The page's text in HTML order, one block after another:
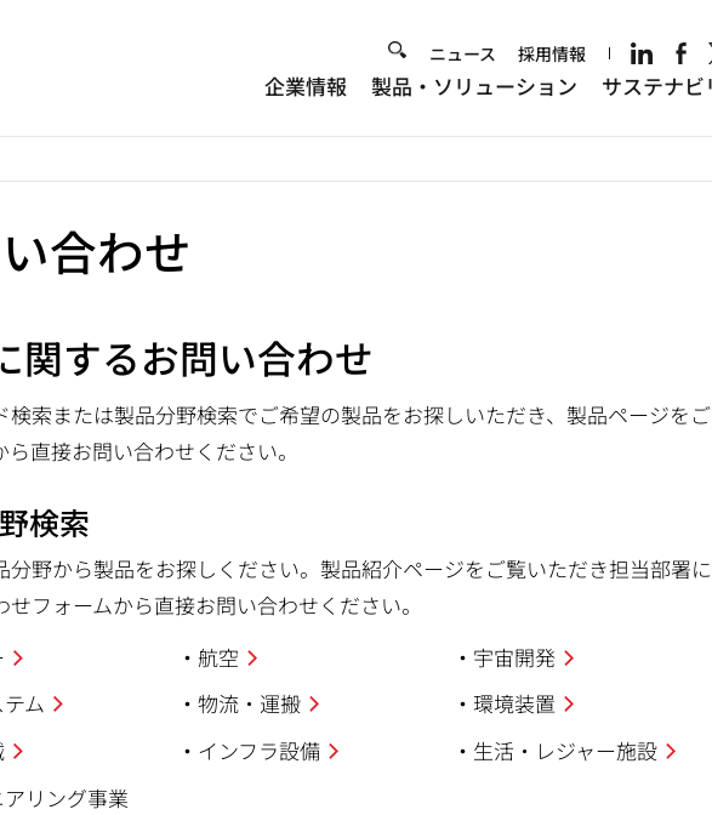
Header
ニュース 採用情報
企業情報 製品・ソリューション サステナビ
合わせ
関するお問い合わせ
検索または製品分野検索でご希望の製品をお探しいただき、製品ページを
ら直接お問い合わせください。
検索
分野から製品をお探しください。製品紹介ページをご覧いただき担当部署
せフォームから直接お問い合わせください。
航空 宇宙開発
ム
物流・運搬 環境装置
インフラ設備 生活・レジャー施設
リング事業